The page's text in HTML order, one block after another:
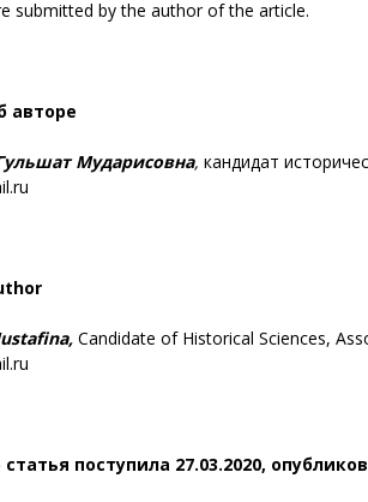
submitted by the author of the article.
авторе
Мударисовна, кандидат
Candidate of Historical Sciences,
поступила 27.03.2020,